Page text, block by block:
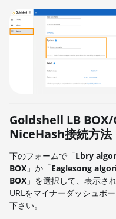
Goldshell LB BOX/
NiceHash接続方法
下のフォームで「Lbry
BOX 」か「Eaglesong
BOX 」を選択して、表示さ
URLをマイナーダッシュボ
下さい。